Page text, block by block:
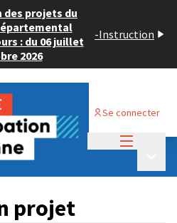
projets du
: du 06 juillet
2026
-Instruction
Se connecter
projet